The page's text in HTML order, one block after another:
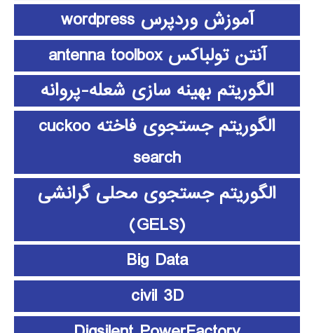
آموزش وردپرس wordpress
آنتن تولباکس antenna toolbox
الگوریتم بهینه سازی شعله-پروانه
الگوریتم جستجوی فاخته cuckoo
search
الگوریتم جستجوی محلی گرانشی
(GELS)
Big Data
civil 3D